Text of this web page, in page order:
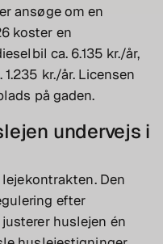
ansøge om en
koster en
ca. 6.135 kr./år,
kr./år. Licensen
på gaden.
undervejs i
Den
efter
huslejen én